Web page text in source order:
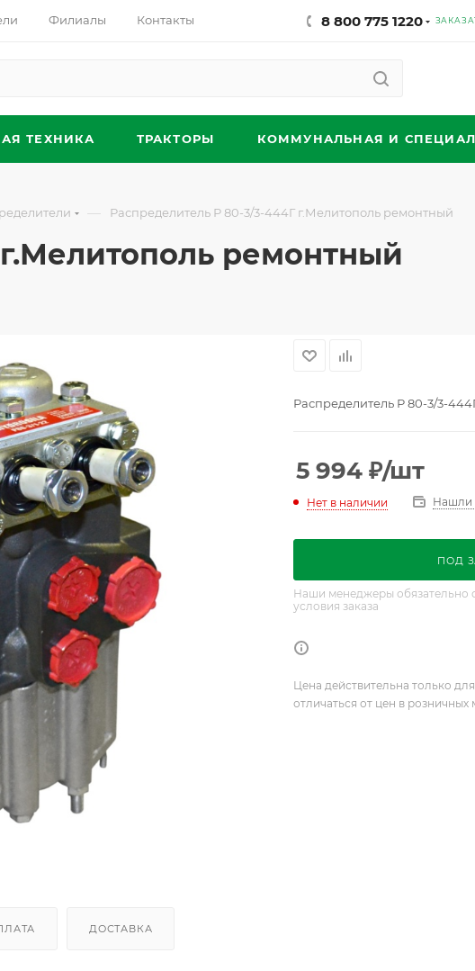
Филиалы Контакты 8 800 775 1220
ТЕХНИКА ТРАКТОРЫ КОММУНАЛЬНАЯ И
— Распределитель Р 80-3/3-444Г г.Мелитополь ремонтный
ремонтный
Распределитель Р 80-3/3-
5 994 ₽/шт
Нет в наличии Нашли
ПОД
Наши менеджеры обязательно
условия заказа
Цена действительна только
отличаться от цен в розничных
ДОСТАВКА